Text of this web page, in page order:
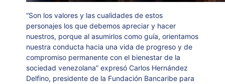
“Son los valores y las cualidades de estos
personajes los que debemos apreciar y hacer
nuestros, porque al asumirlos como guía, orientamos
nuestra conducta hacia una vida de progreso y de
compromiso permanente con el bienestar de la
sociedad venezolana” expresó Carlos Hernández
Delfino, presidente de la Fundación Bancaribe para